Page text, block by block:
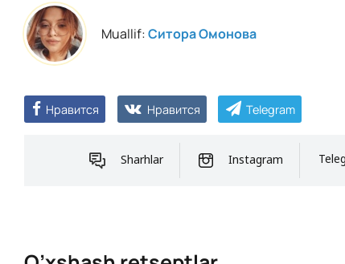
Muallif:Ситора Омонова
Нравится Нравится Telegram
Sharhlar Instagram